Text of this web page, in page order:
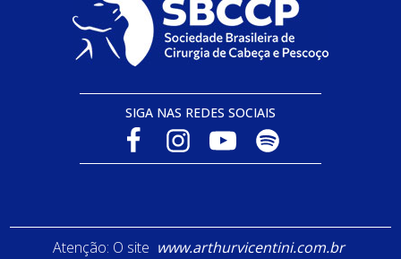
SIGA NAS REDES SOCIAIS
Atenção: O site www.arthurvicentini.com.br